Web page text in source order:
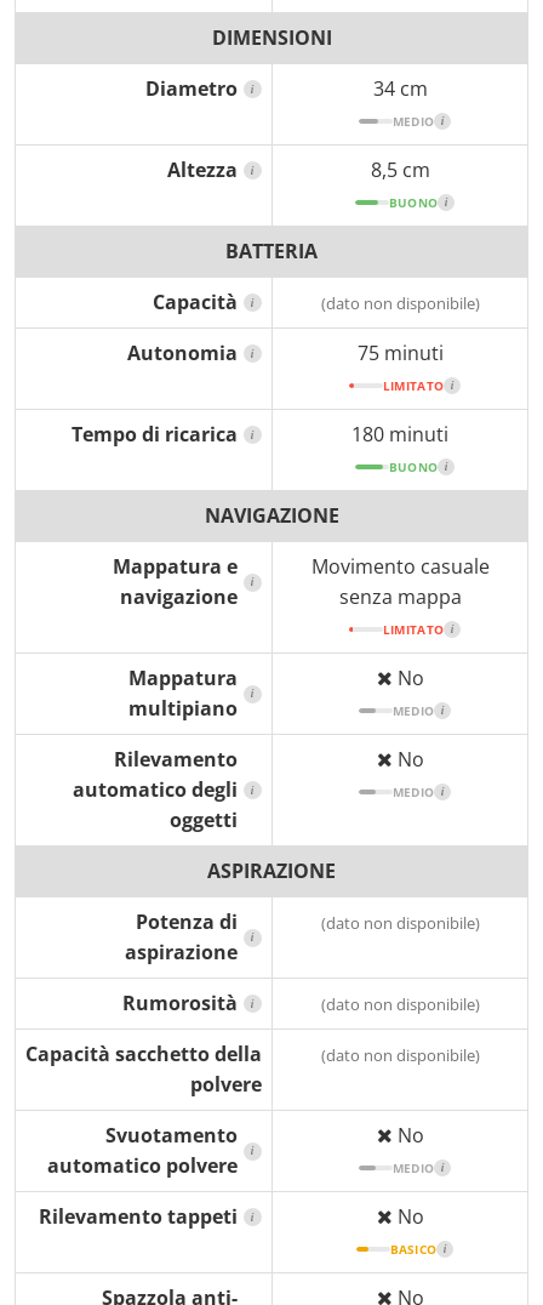
DIMENSIONI
Diametro
i 34 cm
MEDIO i
Altezza i 8,5 cm
BUONO i
BATTERIA
Capacità
i (dato non disponibile)
Autonomia i 75 minuti
LIMITATO i
Tempo di ricarica i 180 minuti
BUONO i
NAVIGAZIONE
Mappatura e
navigazione
i
Movimento casuale
senza mappa
LIMITATO i
Mappatura
multipiano
i
No
MEDIO i
Rilevamento
automatico degli
oggetti
i
No
MEDIO i
ASPIRAZIONE
Potenza di
aspirazione
i
(dato non disponibile)
Rumorosità i (dato non disponibile)
Capacità sacchetto della
polvere
(dato non disponibile)
Svuotamento
automatico polvere
i
No
MEDIO i
Rilevamento tappeti i No
BASICO i
Spazzola anti- No